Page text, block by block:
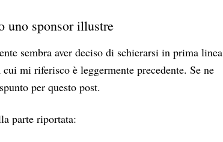
uno sponsor illustre
sembra aver deciso di schierarsi in prima linea
mi riferisco è leggermente precedente. Se ne
per questo post.
parte riportata: